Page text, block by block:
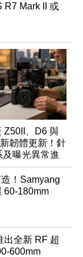
R7 Mark II 或
Z50II、D6 與
韌體更新！針
及曝光異常進
！Samyang
60-180mm
出全新 RF 超
600mm